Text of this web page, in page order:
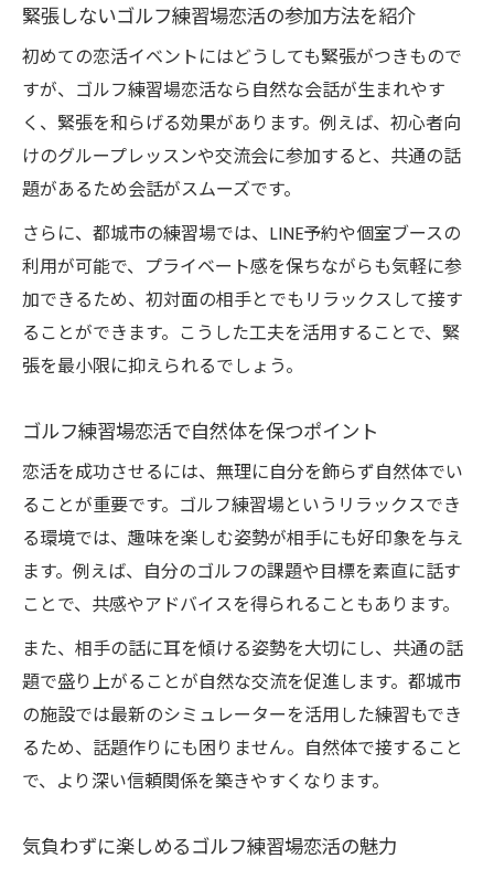
緊張しないゴルフ練習場恋活の参加方法を紹介
初めての恋活イベントにはどうしても緊張がつきもので
すが、ゴルフ練習場恋活なら自然な会話が生まれやす
く、緊張を和らげる効果があります。例えば、初心者向
けのグループレッスンや交流会に参加すると、共通の話
題があるため会話がスムーズです。
さらに、都城市の練習場では、LINE予約や個室ブースの
利用が可能で、プライベート感を保ちながらも気軽に参
加できるため、初対面の相手とでもリラックスして接す
ることができます。こうした工夫を活用することで、緊
張を最小限に抑えられるでしょう。
ゴルフ練習場恋活で自然体を保つポイント
恋活を成功させるには、無理に自分を飾らず自然体でい
ることが重要です。ゴルフ練習場というリラックスでき
る環境では、趣味を楽しむ姿勢が相手にも好印象を与え
ます。例えば、自分のゴルフの課題や目標を素直に話す
ことで、共感やアドバイスを得られることもあります。
また、相手の話に耳を傾ける姿勢を大切にし、共通の話
題で盛り上がることが自然な交流を促進します。都城市
の施設では最新のシミュレーターを活用した練習もでき
るため、話題作りにも困りません。自然体で接すること
で、より深い信頼関係を築きやすくなります。
気負わずに楽しめるゴルフ練習場恋活の魅力